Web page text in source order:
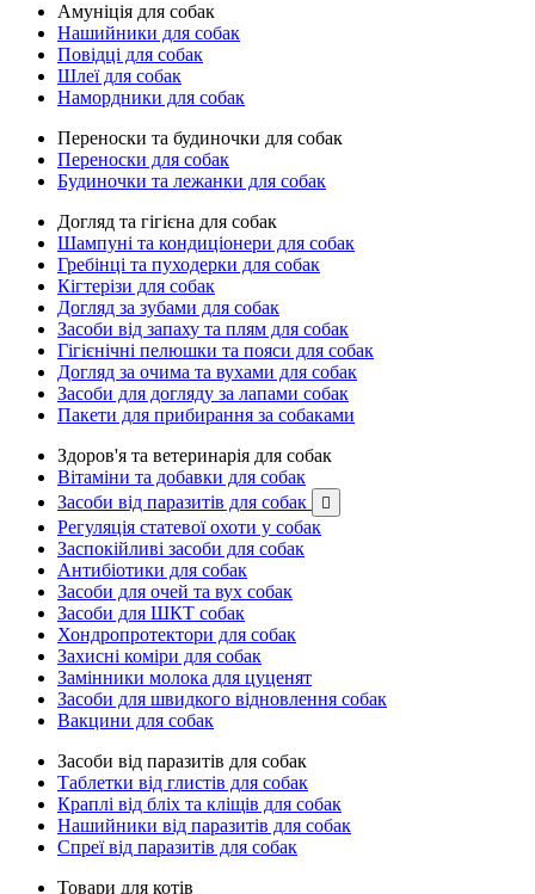
Амуніція для собак
Нашийники для собак
Повідці для собак
Шлеї для собак
Намордники для собак
Переноски та будиночки для собак
Переноски для собак
Будиночки та лежанки для собак
Догляд та гігієна для собак
Шампуні та кондиціонери для собак
Гребінці та пуходерки для собак
Кігтерізи для собак
Догляд за зубами для собак
Засоби від запаху та плям для собак
Гігієнічні пелюшки та пояси для собак
Догляд за очима та вухами для собак
Засоби для догляду за лапами собак
Пакети для прибирання за собаками
Здоров'я та ветеринарія для собак
Вітаміни та добавки для собак
Засоби від паразитів для собак

Регуляція статевої охоти у собак
Заспокійливі засоби для собак
Антибіотики для собак
Засоби для очей та вух собак
Засоби для ШКТ собак
Хондропротектори для собак
Захисні коміри для собак
Замінники молока для цуценят
Засоби для швидкого відновлення собак
Вакцини для собак
Засоби від паразитів для собак
Таблетки від глистів для собак
Краплі від бліх та кліщів для собак
Нашийники від паразитів для собак
Спреї від паразитів для собак
Товари для котів